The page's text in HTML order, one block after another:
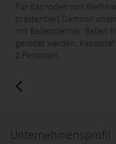
Für das roden von
prästentiert Damcon
mit Ballenstecher. Ballen
gerodet werden.
2 Personen.
Unternehmensprofil